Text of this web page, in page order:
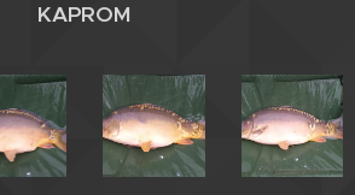
KAPROM